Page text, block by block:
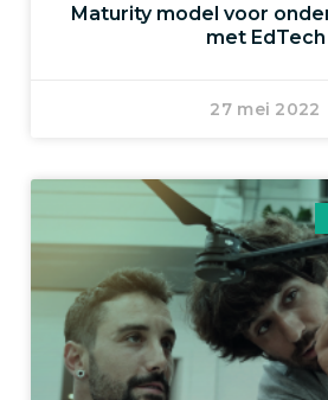
Maturity model voor
met EdTech
27 mei 2022